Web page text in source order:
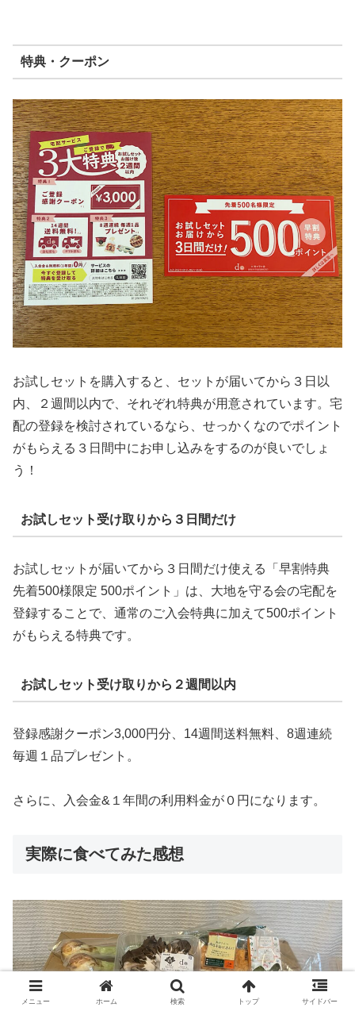
特典・クーポン
お試しセットを購入すると、セットが届いてから３日以
内、２週間以内で、それぞれ特典が用意されています。宅
配の登録を検討されているなら、せっかくなのでポイント
がもらえる３日間中にお申し込みをするのが良いでしょ
う！
お試しセット受け取りから３日間だけ
お試しセットが届いてから３日間だけ使える「早割特典
先着500様限定 500ポイント」は、大地を守る会の宅配を
登録することで、通常のご入会特典に加えて500ポイント
がもらえる特典です。
お試しセット受け取りから２週間以内
登録感謝クーポン3,000円分、14週間送料無料、8週連続
毎週１品プレゼント。
さらに、入会金&１年間の利用料金が０円になります。
実際に食べてみた感想
メニュー ホーム 検索 トップ サイドバー